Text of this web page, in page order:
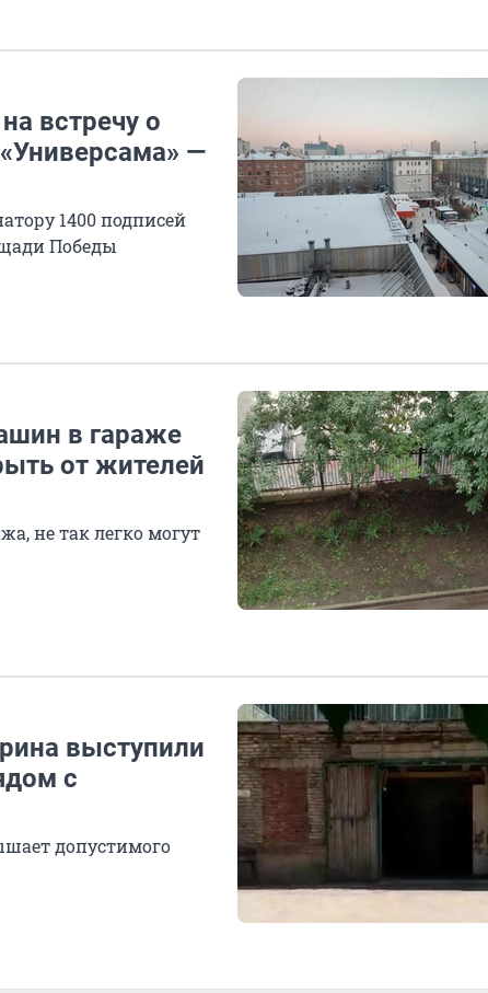
встречу о
—
1400 подписей
Победы
в гараже
от жителей
не так легко могут
выступили
с
допустимого